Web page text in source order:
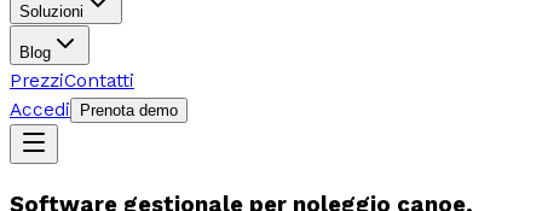
Soluzioni
Blog
PrezziContatti
Accedi
Prenota demo
Software gestionale per noleggio canoe,